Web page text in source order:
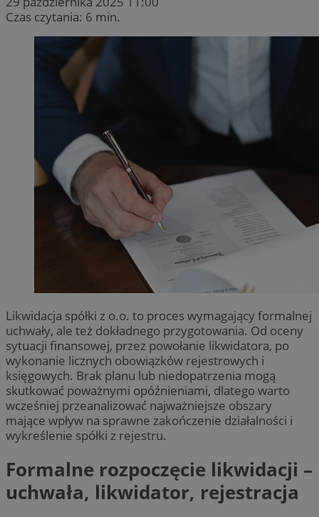
Czas czytania: 6 min.
Likwidacja spółki z o.o. to proces wymagający formalnej
uchwały, ale też dokładnego przygotowania. Od oceny
sytuacji finansowej, przez powołanie likwidatora, po
wykonanie licznych obowiązków rejestrowych i
księgowych. Brak planu lub niedopatrzenia mogą
skutkować poważnymi opóźnieniami, dlatego warto
wcześniej przeanalizować najważniejsze obszary
mające wpływ na sprawne zakończenie działalności i
wykreślenie spółki z rejestru.
Formalne rozpoczęcie likwidacji –
uchwała, likwidator, rejestracja